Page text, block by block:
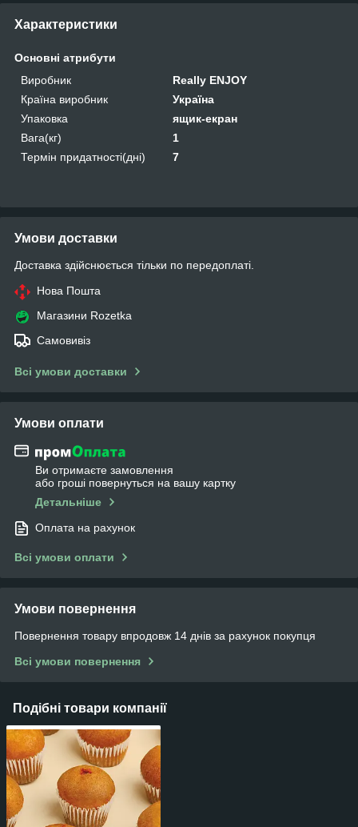
Характеристики
Основні атрибути
Виробник
Really ENJOY
Країна виробник
Україна
Упаковка
ящик-екран
Вага(кг)
1
Термін придатності(дні)
7
Умови доставки
Доставка здійснюється тільки по передоплаті.
Нова Пошта
Магазини Rozetka
Самовивіз
Всі умови доставки
Умови оплати
Ви отримаєте замовлення
або гроші повернуться на вашу картку
Детальніше
Оплата на рахунок
Всі умови оплати
Умови повернення
Повернення товару впродовж 14 днів за рахунок покупця
Всі умови повернення
Подібні товари компанії